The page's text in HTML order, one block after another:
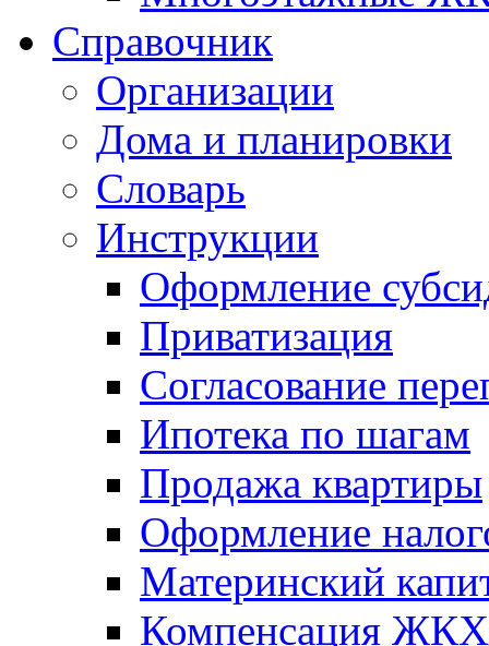
Справочник
Организации
Дома и планировки
Словарь
Инструкции
Оформление
Приватизация
Согласование
Ипотека по шагам
Продажа квартиры
Оформление
Материнский
Компенсация ЖКХ